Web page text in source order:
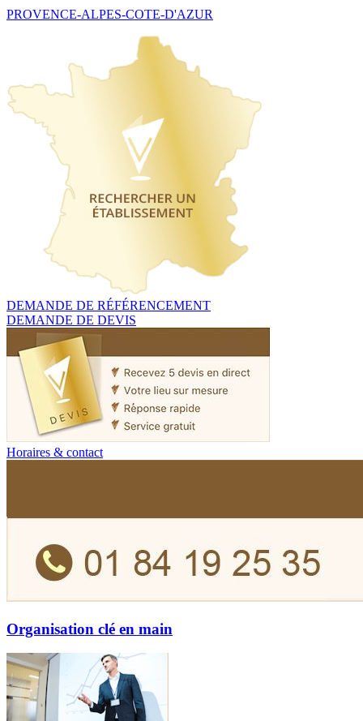
PROVENCE-ALPES-COTE-D'AZUR
DEMANDE DE RÉFÉRENCEMENT
DEMANDE DE DEVIS
Horaires & contact
Organisation clé en main